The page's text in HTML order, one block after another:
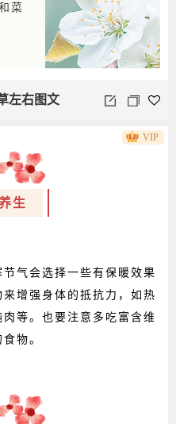
菜
左右图文
生
节气会选择一些有保暖效果
来增强身体的抵抗力，如热
肉等。也要注意多吃富含维
物。
VIP